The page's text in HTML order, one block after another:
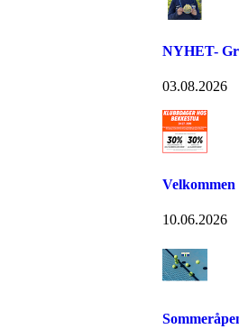
NYHET-
03.08.2026
10.06.2026